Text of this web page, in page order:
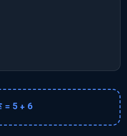
6 + 5 = ؟